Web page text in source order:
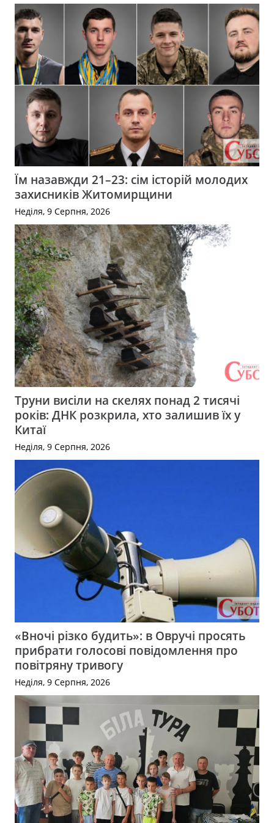
Їм назавжди 21–23: сім історій молодих
захисників Житомирщини
Неділя, 9 Серпня, 2026
Труни висіли на скелях понад 2 тисячі
років: ДНК розкрила, хто залишив їх у
Китаї
Неділя, 9 Серпня, 2026
«Вночі різко будить»: в Овручі просять
прибрати голосові повідомлення про
повітряну тривогу
Неділя, 9 Серпня, 2026